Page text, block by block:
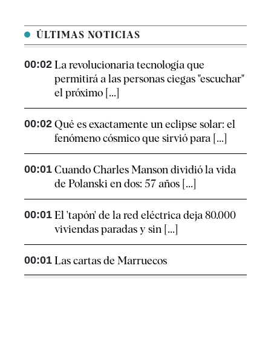
ÚLTIMAS NOTICIAS
00:02 La revolucionaria tecnología que
permitirá a las personas ciegas "escuchar"
el próximo [...]
00:02 Qué es exactamente un eclipse solar: el
fenómeno cósmico que sirvió para [...]
00:01 Cuando Charles Manson dividió la vida
de Polanski en dos: 57 años [...]
00:01 El 'tapón' de la red eléctrica deja 80.000
viviendas paradas y sin [...]
00:01 Las cartas de Marruecos